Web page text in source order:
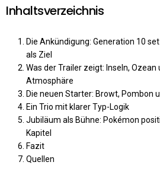
Inhaltsverzeichnis
Die Ankündigung: Generation 10
als Ziel
Was der Trailer zeigt: Inseln,
Atmosphäre
Die neuen Starter: Browt, Pombon
Ein Trio mit klarer Typ-Logik
Jubiläum als Bühne: Pokémon
Kapitel
Fazit
Quellen